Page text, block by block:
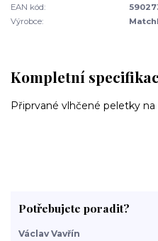
EAN kód:
Výrobce:
Kompletní
Připrvané vlhčené peletky
Potřebujete poradit?
Václav Vavřín